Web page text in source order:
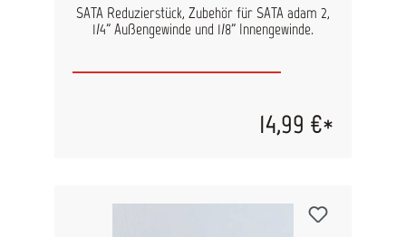
SATA Reduzierstück, Zubehör für SATA adam 2,
1/4" Außengewinde und 1/8" Innengewinde.
14,99 €*